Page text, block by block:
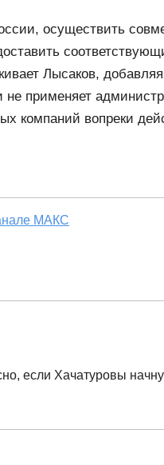
осуществить
Лысаков,
не применяет
компаний вопреки
МАКС
если Хачатуровы